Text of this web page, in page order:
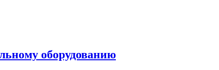
оборудованию